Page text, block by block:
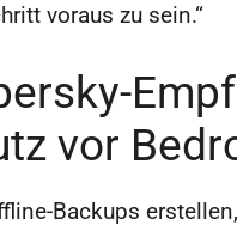
voraus zu sein.“
vor
Backups